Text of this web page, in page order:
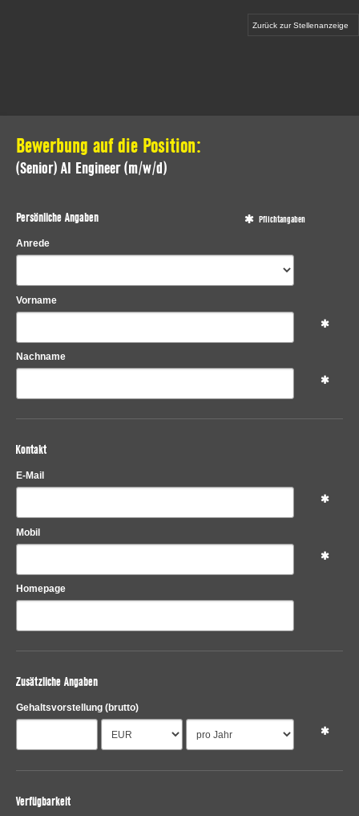
Zurück zur Stellenanzeige
Bewerbung auf die Position:
(Senior) AI Engineer (m/w/d)
Persönliche Angaben Pflichtangaben
Anrede
Vorname
Nachname
Kontakt
E-Mail
Mobil
Homepage
Zusätzliche Angaben
Gehaltsvorstellung (brutto)
Verfügbarkeit